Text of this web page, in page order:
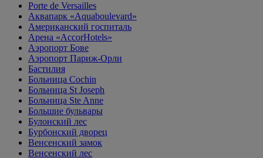
Porte de Versailles
Аквапарк «Aquaboulevard»
Американский госпиталь
Арена «AccorHotels»
Аэропорт Бове
Аэропорт Париж-Орли
Бастилия
Больница Cochin
Больница St Joseph
Больница Ste Anne
Большие бульвары
Булонский лес
Бурбонский дворец
Венсенский замок
Венсенский лес